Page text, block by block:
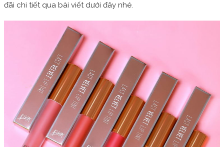
đãi chi tiết qua bài viết dưới đây nhé.